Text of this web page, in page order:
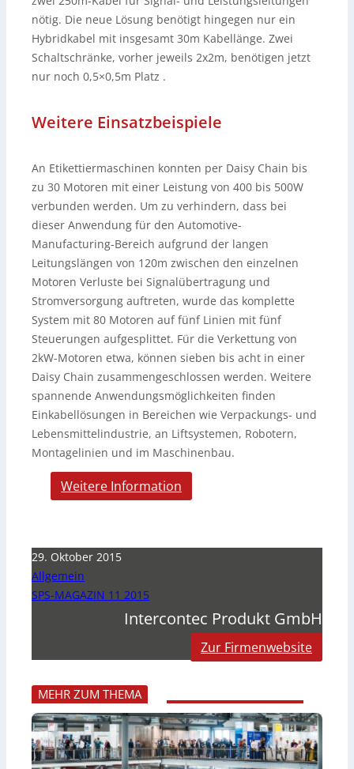
nötig. Die neue Lösung benötigt hingegen nur ein
Hybridkabel mit insgesamt 30m Kabellänge. Zwei
Schaltschränke, vorher jeweils 2x2m, benötigen jetzt
nur noch 0,5×0,5m Platz .
Weitere Einsatzbeispiele
An Etikettiermaschinen konnten per Daisy Chain bis
zu 30 Motoren mit einer Leistung von 400 bis 500W
verbunden werden. Um zu verhindern, dass bei
dieser Anwendung für den Automotive-
Manufacturing-Bereich aufgrund der langen
Leitungslängen von 120m zwischen den einzelnen
Motoren Verluste bei Signalübertragung und
Stromversorgung auftreten, wurde das komplette
System mit 80 Motoren auf fünf Linien mit fünf
Steuerungen aufgesplittet. Für die Verkettung von
2kW-Motoren etwa, können sieben bis acht in einer
Daisy Chain zusammengeschlossen werden. Weitere
spannende Anwendungsmöglichkeiten finden
Einkabellösungen in Bereichen wie Verpackungs- und
Lebensmittelindustrie, an Liftsystemen, Robotern,
Montagelinien und im Maschinenbau.
Weitere Information
29. Oktober 2015
Allgemein
SPS-MAGAZIN 11 2015
Intercontec Produkt GmbH
Zur Firmenwebsite
MEHR ZUM THEMA